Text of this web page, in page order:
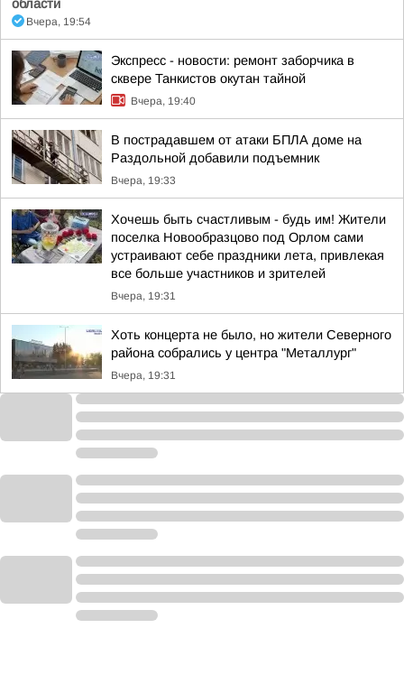
области
Вчера, 19:54
Экспресс - новости: ремонт заборчика в
сквере Танкистов окутан тайной
Вчера, 19:40
В пострадавшем от атаки БПЛА доме на
Раздольной добавили подъемник
Вчера, 19:33
Хочешь быть счастливым - будь им! Жители
поселка Новообразцово под Орлом сами
устраивают себе праздники лета, привлекая
все больше участников и зрителей
Вчера, 19:31
Хоть концерта не было, но жители Северного
района собрались у центра "Металлург"
Вчера, 19:31